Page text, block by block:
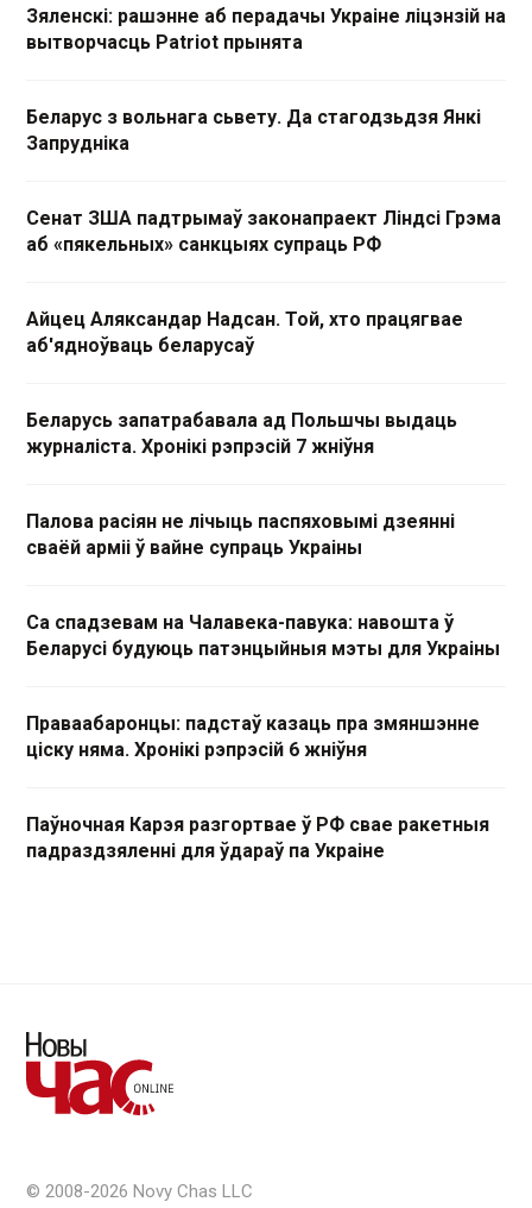
Зяленскі: рашэнне аб перадачы Украіне ліцэнзій на
вытворчасць Patriot прынята
Беларус з вольнага сьвету. Да стагодзьдзя Янкі
Запрудніка
Сенат ЗША падтрымаў законапраект Ліндсі Грэма
аб «пякельных» санкцыях супраць РФ
Айцец Аляксандар Надсан. Той, хто працягвае
аб'ядноўваць беларусаў
Беларусь запатрабавала ад Польшчы выдаць
журналіста. Хронікі рэпрэсій 7 жніўня
Палова расіян не лічыць паспяховымі дзеянні
сваёй арміі ў вайне супраць Украіны
Са спадзевам на Чалавека-павука: навошта ў
Беларусі будуюць патэнцыйныя мэты для Украіны
Праваабаронцы: падстаў казаць пра змяншэнне
ціску няма. Хронікі рэпрэсій 6 жніўня
Паўночная Карэя разгортвае ў РФ свае ракетныя
падраздзяленні для ўдараў па Украіне
© 2008-2026 Novy Chas LLC